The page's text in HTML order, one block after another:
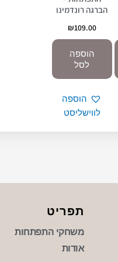
הברגה רונדמינו
₪109.00
הוספה
לסל
הוספה
לווישליסט
תפריט
משחקי התפתחות
אודות